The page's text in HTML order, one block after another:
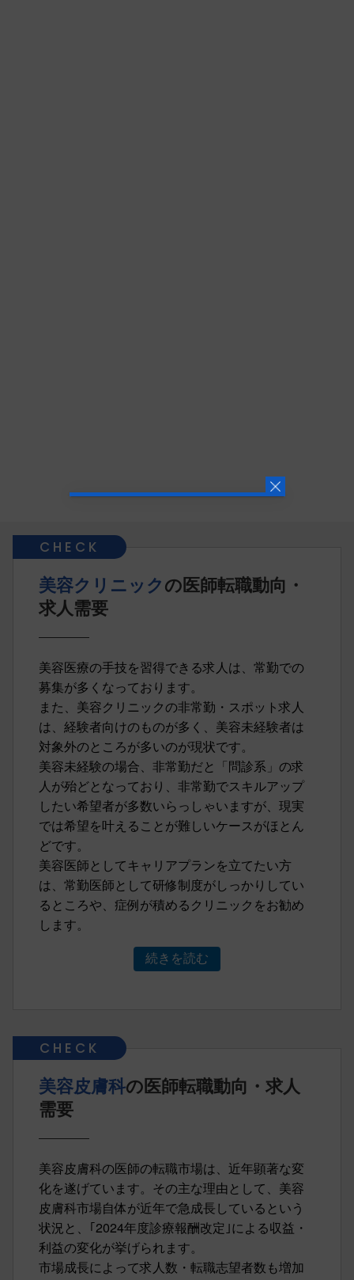
美容クリニックの医師転職動向・
求人需要
美容医療の手技を習得できる求人は、常勤での
募集が多くなっております。
また、美容クリニックの非常勤・スポット求人
は、経験者向けのものが多く、美容未経験者は
対象外のところが多いのが現状です。
美容未経験の場合、非常勤だと「問診系」の求
人が殆どとなっており、非常勤でスキルアップ
したい希望者が多数いらっしゃいますが、現実
では希望を叶えることが難しいケースがほとん
どです。
美容医師としてキャリアプランを立てたい方
は、常勤医師として研修制度がしっかりしてい
るところや、症例が積めるクリニックをお勧め
します。
続きを読む
美容皮膚科の医師転職動向・求人
需要
美容皮膚科の医師の転職市場は、近年顕著な変
化を遂げています。その主な理由として、美容
皮膚科市場自体が近年で急成長しているという
状況と、｢2024年度診療報酬改定｣による収益・
利益の変化が挙げられます。
市場成長によって求人数・転職志望者数も増加